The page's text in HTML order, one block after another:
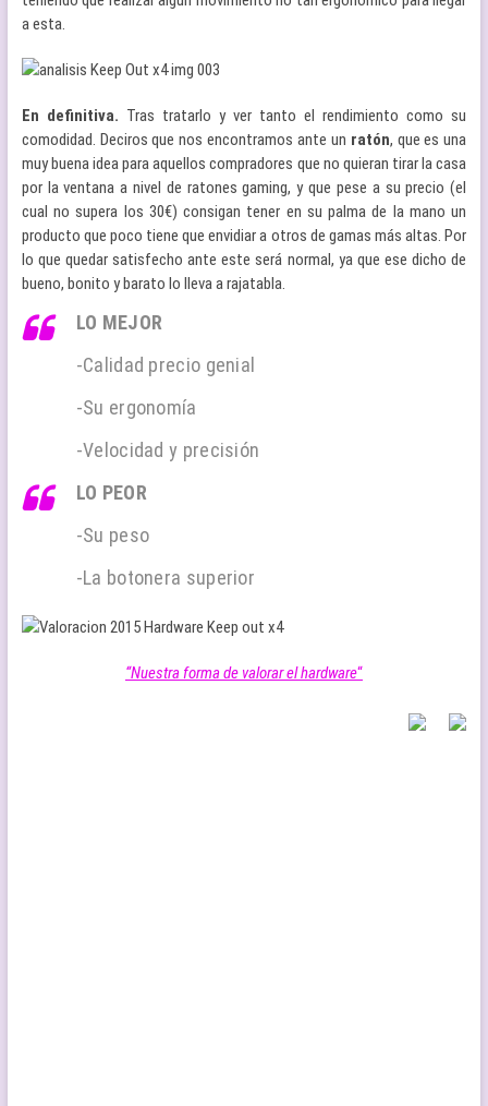
a esta.
En definitiva. Tras tratarlo y ver tanto el rendimiento como su
comodidad. Deciros que nos encontramos ante un ratón, que es una
muy buena idea para aquellos compradores que no quieran tirar la casa
por la ventana a nivel de ratones gaming, y que pese a su precio (el
cual no supera los 30€) consigan tener en su palma de la mano un
producto que poco tiene que envidiar a otros de gamas más altas. Por
lo que quedar satisfecho ante este será normal, ya que ese dicho de
bueno, bonito y barato lo lleva a rajatabla.
LO MEJOR
-Calidad precio genial
-Su ergonomía
-Velocidad y precisión
LO PEOR
-Su peso
-La botonera superior
“Nuestra forma de valorar el hardware“